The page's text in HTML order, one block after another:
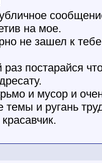
на мое.
не зашел к
постарайся
и мусор и
и ругань